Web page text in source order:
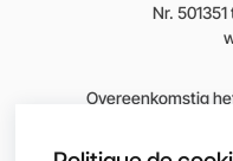
Nr.
Overeenkomstig
deontologische